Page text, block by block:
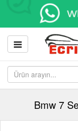
Bmw 7